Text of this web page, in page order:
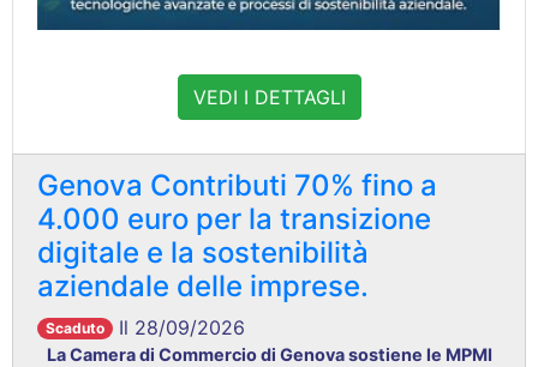
VEDI I DETTAGLI
Genova Contributi 70% fino a
4.000 euro per la transizione
digitale e la sostenibilità
aziendale delle imprese.
Scaduto Il 28/09/2026
La Camera di Commercio di Genova sostiene le MPMI